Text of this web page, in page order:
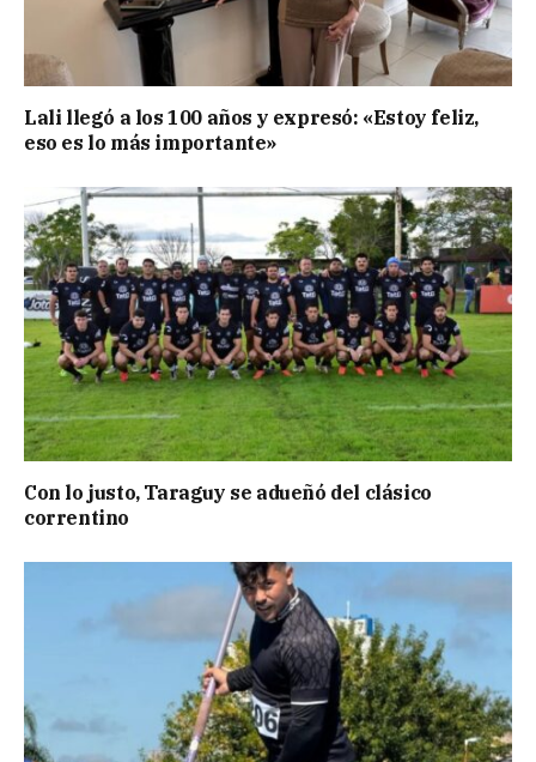
Lali llegó a los 100 años y expresó: «Estoy feliz,
eso es lo más importante»
Con lo justo, Taraguy se adueñó del clásico
correntino